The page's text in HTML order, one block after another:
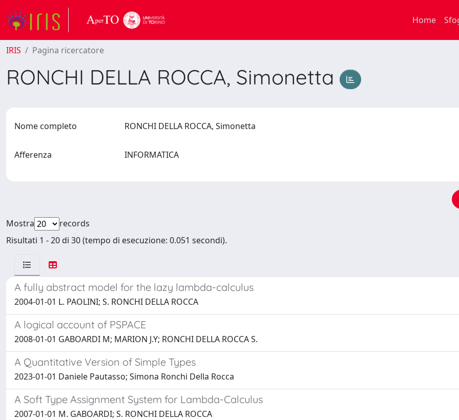
Home
IRIS Pagina ricercatore
RONCHI DELLA ROCCA, Simonetta
Nome completo RONCHI DELLA ROCCA, Simonetta
Afferenza INFORMATICA
Mostra
records
Risultati 1 - 20 di 30 (tempo di esecuzione: 0.051 secondi).
A fully abstract model for the lazy lambda-calculus
2004-01-01 L. PAOLINI; S. RONCHI DELLA ROCCA
A logical account of PSPACE
2008-01-01 GABOARDI M; MARION J.Y; RONCHI DELLA ROCCA S.
A Quantitative Version of Simple Types
2023-01-01 Daniele Pautasso; Simona Ronchi Della Rocca
A Soft Type Assignment System for Lambda-Calculus
2007-01-01 M. GABOARDI; S. RONCHI DELLA ROCCA